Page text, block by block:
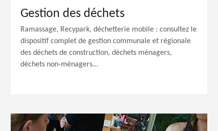
Gestion des déchets
Ramassage, Recypark, déchetterie mobile : consultez le
dispositif complet de gestion communale et régionale
des déchets de construction, déchets ménagers,
déchets non-ménagers...